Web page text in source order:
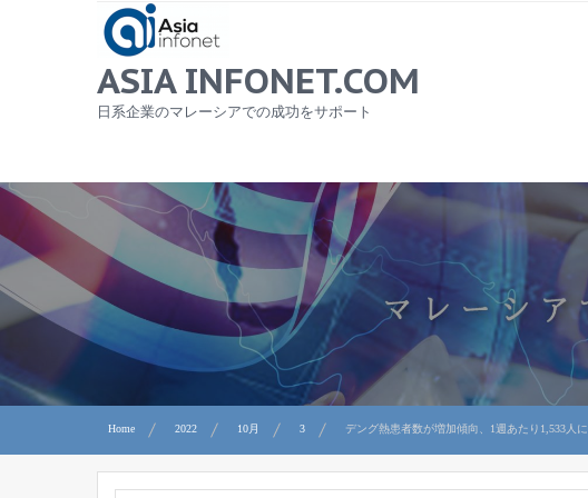
ASIA INFONET.COM
日系企業のマレーシアでの成功をサポート
Home 2022 10月 3 デング熱患者数が増加傾向、1週あたり1,533人に